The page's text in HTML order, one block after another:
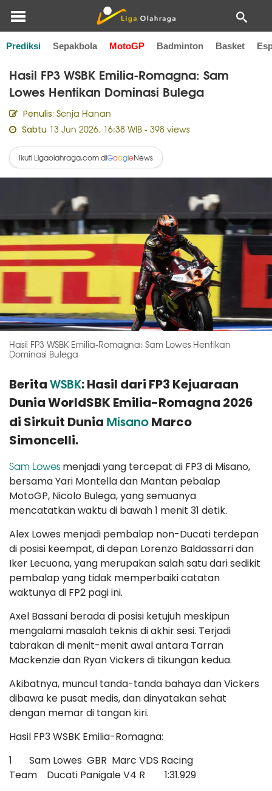
Prediksi Sepakbola MotoGP Badminton Basket
Home MotoGP
Hasil FP3 WSBK Emilia-Romagna: Sam
Lowes Hentikan Dominasi Bulega
Penulis: Senja Hanan
Sabtu 13 Jun 2026, 16:38 WIB - 398 views
Ikuti Ligaolahraga.com diGoogleNews
Hasil FP3 WSBK Emilia-Romagna: Sam Lowes Hentikan
Dominasi Bulega
BeritaWSBK: Hasil dari FP3 Kejuaraan
Dunia WorldSBK Emilia-Romagna 2026
di Sirkuit Dunia MisanoMarco
Simoncelli.
Sam Lowes menjadi yang tercepat di FP3 di Misano,
bersama Yari Montella dan Mantan pebalap
MotoGP, Nicolo Bulega, yang semuanya
mencatatkan waktu di bawah 1 menit 31 detik.
Alex Lowes menjadi pembalap non-Ducati terdepan
di posisi keempat, di depan Lorenzo Baldassarri dan
Iker Lecuona, yang merupakan salah satu dari sedikit
pembalap yang tidak memperbaiki catatan
waktunya di FP2 pagi ini.
Axel Bassani berada di posisi ketujuh meskipun
mengalami masalah teknis di akhir sesi. Terjadi
tabrakan di menit-menit awal antara Tarran
Mackenzie dan Ryan Vickers di tikungan kedua.
Akibatnya, muncul tanda-tanda bahaya dan Vickers
dibawa ke pusat medis, dan dinyatakan sehat
dengan memar di tangan kiri.
Hasil FP3 WSBK Emilia-Romagna:
1 Sam Lowes GBR Marc VDS Racing
Team Ducati Panigale V4 R 1:31.929